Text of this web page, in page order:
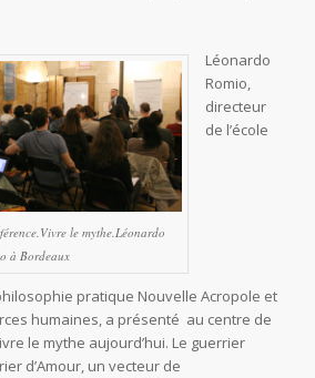
Vivre le mythe.Léonardo
à Bordeaux
Léonardo
Romio,
directeur
de l’école
pratique Nouvelle Acropole et
humaines, a présenté au centre de
le mythe aujourd’hui. Le guerrier
d’Amour, un vecteur de